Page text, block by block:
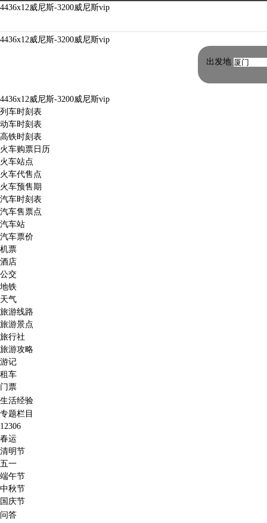
宁波到沙柳汽车票-4436x12威尼斯
4436x12威尼斯-3200威尼斯vip
4436x12威尼斯-3200威尼斯vip
出发地
4436x12威尼斯-3200威尼斯vip
列车时刻表
动车时刻表
高铁时刻表
火车购票日历
火车站点
火车代售点
火车预售期
汽车时刻表
汽车售票点
汽车站
汽车票价
机票
酒店
公交
地铁
天气
旅游线路
旅游景点
旅行社
旅游攻略
游记
租车
门票
生活经验
专题栏目
12306
春运
清明节
五一
端午节
中秋节
国庆节
问答